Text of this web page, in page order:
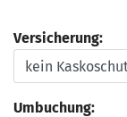
Versicherung:
Umbuchung: